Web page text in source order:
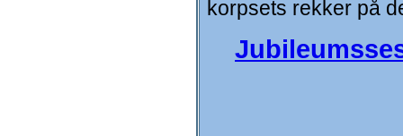
korpsets rekker på